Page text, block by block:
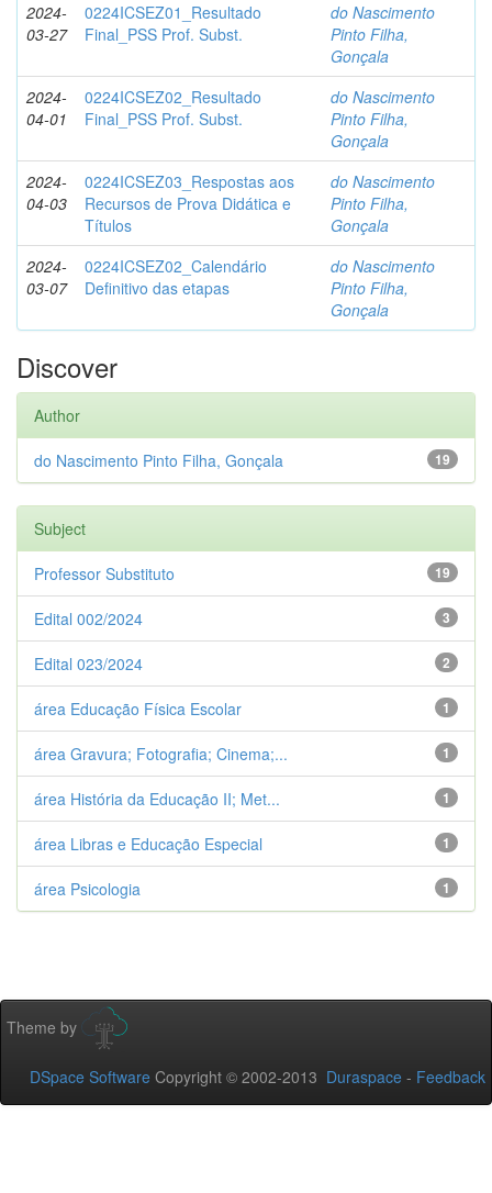
2024-
03-27
0224ICSEZ01_Resultado
Final_PSS Prof. Subst.
do Nascimento
Pinto Filha,
Gonçala
2024-
04-01
0224ICSEZ02_Resultado
Final_PSS Prof. Subst.
do Nascimento
Pinto Filha,
Gonçala
2024-
04-03
0224ICSEZ03_Respostas aos
Recursos de Prova Didática e
Títulos
do Nascimento
Pinto Filha,
Gonçala
2024-
03-07
0224ICSEZ02_Calendário
Definitivo das etapas
do Nascimento
Pinto Filha,
Gonçala
Discover
Author
19
do Nascimento Pinto Filha, Gonçala
Subject
19
Professor Substituto
3
Edital 002/2024
2
Edital 023/2024
1
área Educação Física Escolar
1
área Gravura; Fotografia; Cinema;...
1
área História da Educação II; Met...
1
área Libras e Educação Especial
1
área Psicologia
Theme by
DSpace Software Copyright © 2002-2013 Duraspace - Feedback